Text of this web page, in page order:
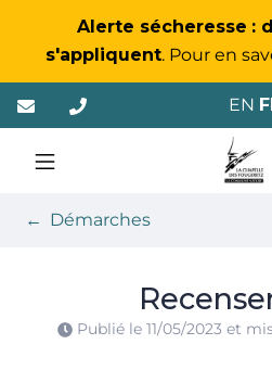
Alerte sécheresse :
s'appliquent. Pour en
Aller
au
contenu
EN
Démarches
Publié le 11/05/2023 et